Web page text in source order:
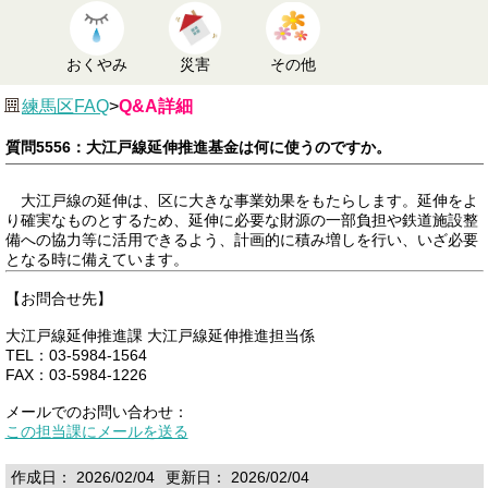
おくやみ 災害 その他
練馬区FAQ>Q&A詳細
質問5556：大江戸線延伸推進基金は何に使うのですか。
大江戸線の延伸は、区に大きな事業効果をもたらします。延伸をよ
り確実なものとするため、延伸に必要な財源の一部負担や鉄道施設整
備への協力等に活用できるよう、計画的に積み増しを行い、いざ必要
となる時に備えています。
【お問合せ先】
大江戸線延伸推進課 大江戸線延伸推進担当係
TEL：03-5984-1564
FAX：03-5984-1226
メールでのお問い合わせ：
この担当課にメールを送る
作成日： 2026/02/04 更新日： 2026/02/04